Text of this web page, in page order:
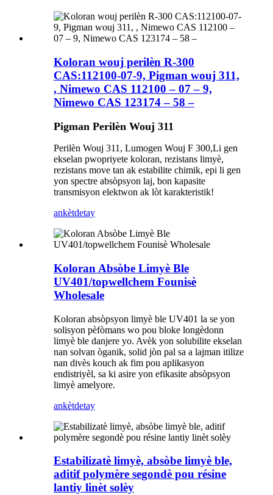
Koloran wouj perilèn R-300
CAS:112100-07-9, Pigman wouj 311,
, Nimewo CAS 112100 – 07 – 9,
Nimewo CAS 123174 – 58 –
Pigman Perilèn Wouj 311
Perilèn Wouj 311, Lumogen Wouj F 300,Li gen
ekselan pwopriyete koloran, rezistans limyè,
rezistans move tan ak estabilite chimik, epi li gen
yon spectre absòpsyon laj, bon kapasite
transmisyon elektwon ak lòt karakteristik!
ankètdetay
Koloran Absòbe Limyè Ble
UV401/topwellchem Founisè
Wholesale
Koloran absòpsyon limyè ble UV401 la se yon
solisyon pèfòmans wo pou bloke longèdonn
limyè ble danjere yo. Avèk yon solubilite ekselan
nan solvan òganik, solid jòn pal sa a lajman itilize
nan divès kouch ak fim pou aplikasyon
endistriyèl, sa ki asire yon efikasite absòpsyon
limyè amelyore.
ankètdetay
Estabilizatè limyè, absòbe limyè ble,
aditif polymère segondè pou résine
lantiy linèt solèy